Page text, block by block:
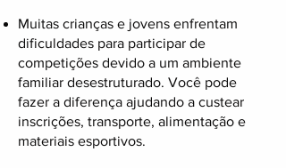
Muitas crianças e jovens enfrentam
dificuldades para participar de
competições devido a um ambiente
familiar desestruturado. Você pode
fazer a diferença ajudando a custear
inscrições, transporte, alimentação e
materiais esportivos.